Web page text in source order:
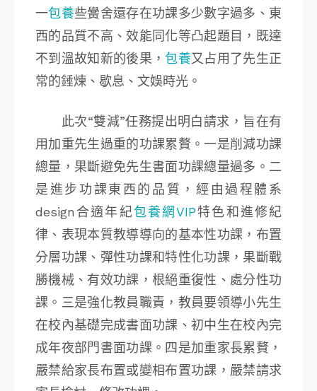
一包養些黌舍還存在功課多少數字過多、東
西的品質不高、效能同化等凸起題目，既達
不到溫故知新的後果，包養又占用了先生正
常的錘煉、歇息、文娛時光。
此次“雙減”任務提出明白請求，旨在有
用加重先生過重的功課累贅。一是削減功課
總量，果斷避免先生書面功課總量過多。二
是進步功課東西的品質，經由過程體系
design合適年紀包養網VIP特色和進修紀
律、表現本質教導導向的基本性功課，布置
分層功課、彈性功課和特性化功課，果斷戰
勝機械、有效功課，根絕重復性、處分性功
課。三是強化教員職責，教員要領導小先生
在校內基礎完成書面功課、初中生在校內完
成年夜部門書面功課。四是加重家長累贅，
嚴禁給家長布置或變相布置功課，嚴禁請求